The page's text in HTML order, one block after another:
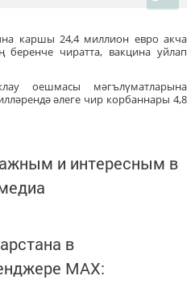
каршы 24,4 миллион евро акча
чиратта, вакцина уйлап
оешмасы мәгълүматларына
әлеге чир корбаннары 4,8
и интересным в
в
MАХ: